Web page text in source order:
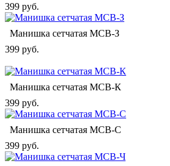
399 руб.
Манишка сетчатая МСВ-З
399 руб.
Манишка сетчатая МСВ-К
399 руб.
Манишка сетчатая МСВ-C
399 руб.